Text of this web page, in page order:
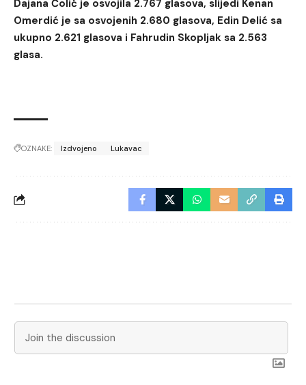
Dajana Čolić je osvojila 2.767 glasova, slijedi Kenan
Omerdić je sa osvojenih 2.680 glasova, Edin Delić sa
ukupno 2.621 glasova i Fahrudin Skopljak sa 2.563
glasa.
OZNAKE: Izdvojeno Lukavac